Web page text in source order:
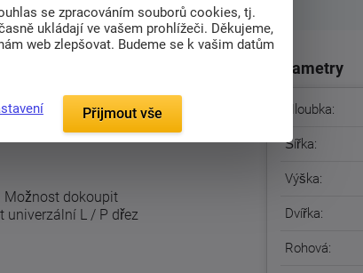
Možnost dokoupit
univerzální L / P dřez
Parametry
Hloubka:
Šířka:
Výška:
Dvířka:
Rohová:
se zpracováním souborů cookies, tj.
ukládají ve vašem prohlížeči. Děkujeme,
web zlepšovat. Budeme se k vašim datům
Přijmout vše